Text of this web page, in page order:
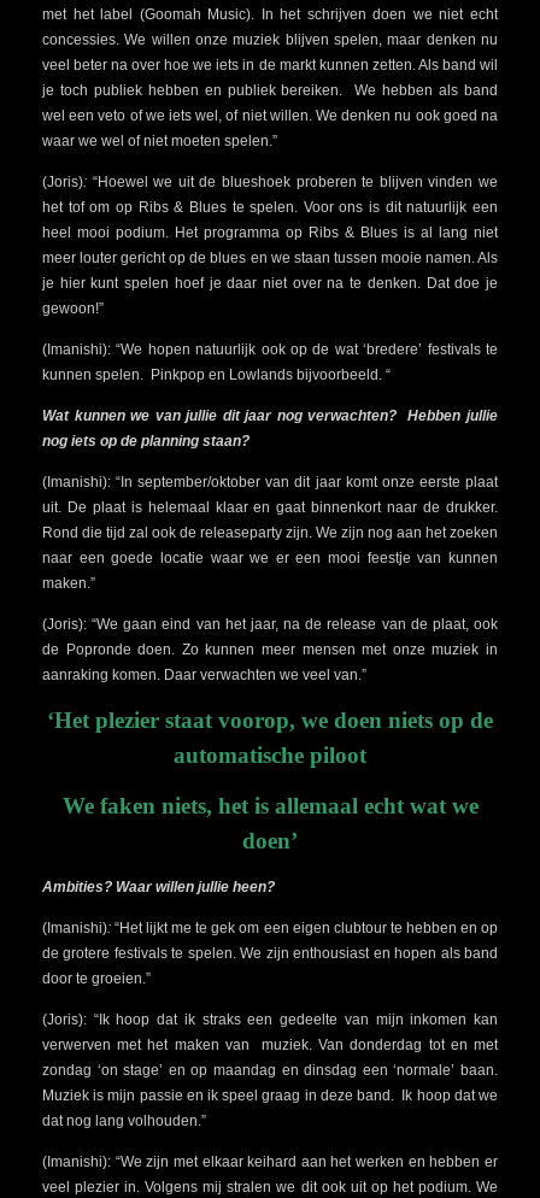
met het label (Goomah Music). In het schrijven doen we niet echt
concessies. We willen onze muziek blijven spelen, maar denken nu
veel beter na over hoe we iets in de markt kunnen zetten. Als band wil
je toch publiek hebben en publiek bereiken. We hebben als band
wel een veto of we iets wel, of niet willen. We denken nu ook goed na
waar we wel of niet moeten spelen.”
(Joris): “Hoewel we uit de blueshoek proberen te blijven vinden we
het tof om op Ribs & Blues te spelen. Voor ons is dit natuurlijk een
heel mooi podium. Het programma op Ribs & Blues is al lang niet
meer louter gericht op de blues en we staan tussen mooie namen. Als
je hier kunt spelen hoef je daar niet over na te denken. Dat doe je
gewoon!”
(Imanishi): “We hopen natuurlijk ook op de wat ‘bredere’ festivals te
kunnen spelen. Pinkpop en Lowlands bijvoorbeeld. “
Wat kunnen we van jullie dit jaar nog verwachten? Hebben jullie
nog iets op de planning staan?
(Imanishi): “In september/oktober van dit jaar komt onze eerste plaat
uit. De plaat is helemaal klaar en gaat binnenkort naar de drukker.
Rond die tijd zal ook de releaseparty zijn. We zijn nog aan het zoeken
naar een goede locatie waar we er een mooi feestje van kunnen
maken.”
(Joris): “We gaan eind van het jaar, na de release van de plaat, ook
de Popronde doen. Zo kunnen meer mensen met onze muziek in
aanraking komen. Daar verwachten we veel van.”
‘Het plezier staat voorop, we doen niets op de
automatische piloot
We faken niets, het is allemaal echt wat we
doen’
Ambities? Waar willen jullie heen?
(Imanishi): “Het lijkt me te gek om een eigen clubtour te hebben en op
de grotere festivals te spelen. We zijn enthousiast en hopen als band
door te groeien.”
(Joris): “Ik hoop dat ik straks een gedeelte van mijn inkomen kan
verwerven met het maken van muziek. Van donderdag tot en met
zondag ‘on stage’ en op maandag en dinsdag een ‘normale’ baan.
Muziek is mijn passie en ik speel graag in deze band. Ik hoop dat we
dat nog lang volhouden.”
(Imanishi): “We zijn met elkaar keihard aan het werken en hebben er
veel plezier in. Volgens mij stralen we dit ook uit op het podium. We